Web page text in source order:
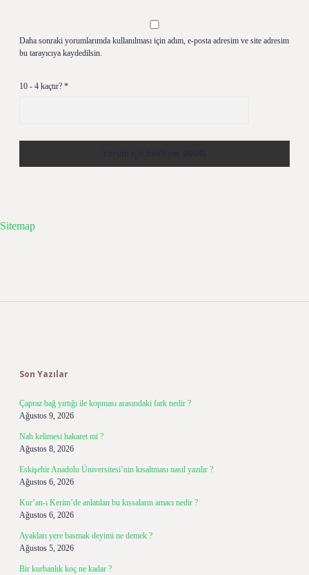
Daha sonraki yorumlarımda kullanılması için adım, e-posta adresim ve site adresim
bu tarayıcıya kaydedilsin.
10 - 4 kaçtır? *
Sitemap
Son Yazılar
Çapraz bağ yırtığı ile kopması arasındaki fark nedir ?
Ağustos 9, 2026
Nah kelimesi hakaret mi ?
Ağustos 8, 2026
Eskişehir Anadolu Üniversitesi’nin kısaltması nasıl yazılır ?
Ağustos 6, 2026
Kur’an-ı Kerim’de anlatılan bu kıssaların amacı nedir ?
Ağustos 6, 2026
Ayakları yere basmak deyimi ne demek ?
Ağustos 5, 2026
Bir kurbanlık koç ne kadar ?